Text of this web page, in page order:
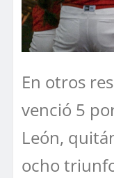
En otros
venció 5
León,
ocho